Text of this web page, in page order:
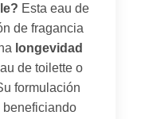
Esta eau de
de fragancia
longevidad
de toilette o
formulación
beneficiando